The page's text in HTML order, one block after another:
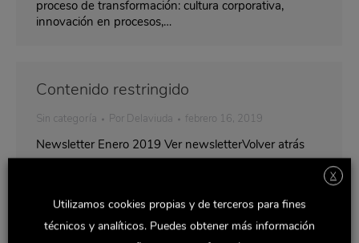
proceso de transformación: cultura corporativa,
innovación en procesos,…
Contenido restringido
Sin categoría Por Delaviuda febrero 16, 2019
Newsletter Enero 2019 Ver newsletterVolver atrás
Contenido restringido
X
Utilizamos cookies propias y de terceros para fines
técnicos y analíticos. Puedes obtener más información